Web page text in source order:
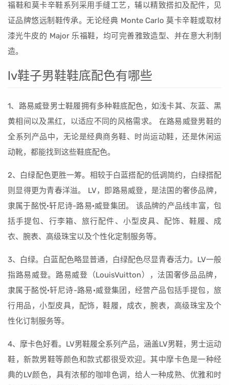
福鞋和莫卡辛鞋系列采用手缝工艺，辅以精致搭扣及配件，见
证品牌悠远制鞋传承。无论经典 Monte Carlo 莫卡辛鞋或取材
漆光牛皮的 Major 乐福鞋，均可完善雅致造型、并在意大利制
造。
lv鞋子男鞋鞋底配色有哪些
1、路易威登男士鞋履拥有多种鞋底配色，如浅卡其、灰蓝、黑
黄相间以及黑红，以适应不同的风格需求。 在路易威登男鞋的
全系列产品中，无论是经典商务鞋、时尚运动鞋，还是休闲运
动靴，都能找到这些鞋底配色。
2、白绿配色更胜一筹。相较于白蓝搭配的低调简约，白绿搭配
则显得更为青春洋溢。 LV，即路易威登，是法国的奢侈品牌，
隶属于酩悦·轩尼诗-路易·威登集团。 该品牌的产品线丰富，包
括手提包、行李箱、旅行配件、小型皮具、配饰、鞋履、成
衣、腕表、高级珠宝以及个性化定制服务等。
3、白绿。白蓝配色略显普通，白绿配色尽显青春活力。LV一般
指路易威登。路易威登（LouisVuitton），法国奢侈品品牌，
隶属于酩悦·轩尼诗-路易·威登集团，经营产品包括手提包，旅
行用品，小型皮具，配饰，鞋履，成衣，腕表，高级珠宝及个
性化订制服务等。
4、摩卡色好看。LV男鞋履全系列产品，涵盖LV男鞋，男士运动
鞋，新款男鞋等颜色和款式都很受欢迎。其中摩卡色是一种经
典的LV颜色，具有浓郁的咖啡色调，给人一种成熟、优雅和时